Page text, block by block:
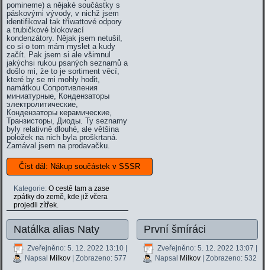
pomineme) a nějaké součástky s
páskovými vývody, v nichž jsem
identifikoval tak tříwattové odpory
a trubičkové blokovací
kondenzátory. Nějak jsem netušil,
co si o tom mám myslet a kudy
začít. Pak jsem si ale všimnul
jakýchsi rukou psaných seznamů a
došlo mi, že to je sortiment věcí,
které by se mi mohly hodit,
namátkouСопротивления
миниатурные, Кондензаторы
электролитические,
Кондензаторы керамические,
Транзисторы, Диоды.Ty seznamy
byly relativně dlouhé, ale většina
položek na nich byla proškrtaná.
Zamával jsem na prodavačku.
Číst dál: Nákup součástek v SSSR
Kategorie:O cestě tam a zase
zpátky do země, kde již včera
projedli zítřek.
Natálka alias Naty
Zveřejněno: 5. 12. 2022 13:10
Napsal Milkov | Zobrazeno: 577
První šmíráci
Zveřejněno: 5. 12. 2022 13:07
Napsal Milkov| Zobrazeno: 532